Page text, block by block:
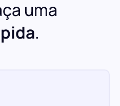
uma
.